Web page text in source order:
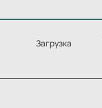
Загрузка